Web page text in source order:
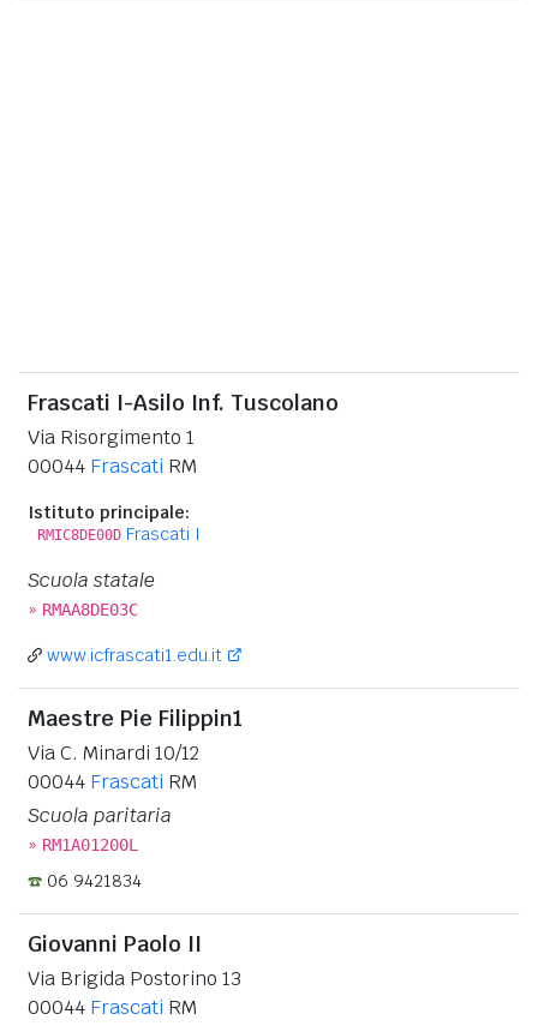
Frascati I-Asilo Inf. Tuscolano
Via Risorgimento 1
00044 Frascati RM
Istituto principale:
RMIC8DE00D Frascati I
Scuola statale
» RMAA8DE03C
www.icfrascati1.edu.it
Maestre Pie Filippin1
Via C. Minardi 10/12
00044 Frascati RM
Scuola paritaria
» RM1A01200L
06 9421834
Giovanni Paolo II
Via Brigida Postorino 13
00044 Frascati RM